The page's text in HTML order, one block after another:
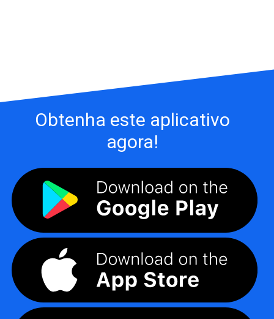
Obtenha este aplicativo
agora!